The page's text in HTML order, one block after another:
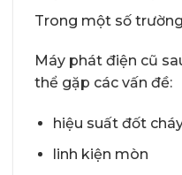
Trong một số
Máy phát điện cũ
thể gặp các vấn đề:
hiệu suất đốt
linh kiện mòn